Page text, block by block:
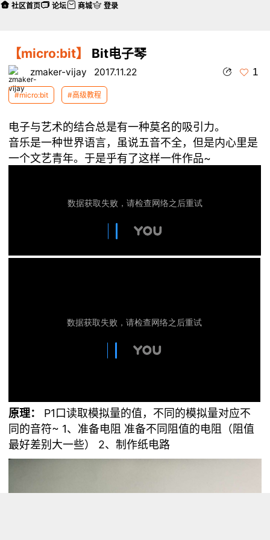
【micro:bit】 Bit电子琴
zmaker-vijay 2017.11.22 1
#micro:bit #高级教程
电子与艺术的结合总是有一种莫名的吸引力。
音乐是一种世界语言，虽说五音不全，但是内心里是
一个文艺青年。于是乎有了这样一件作品~
原理：
P1口读取模拟量的值，不同的模拟量对应不
同的音符~ 1、准备电阻 准备不同阻值的电阻（阻值
最好差别大一些）
2、制作纸电路
社区首页 论坛 商城 登录